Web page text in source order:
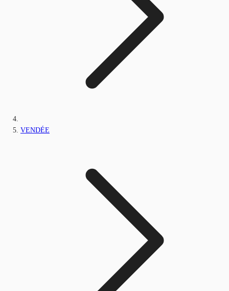
VENDÉE